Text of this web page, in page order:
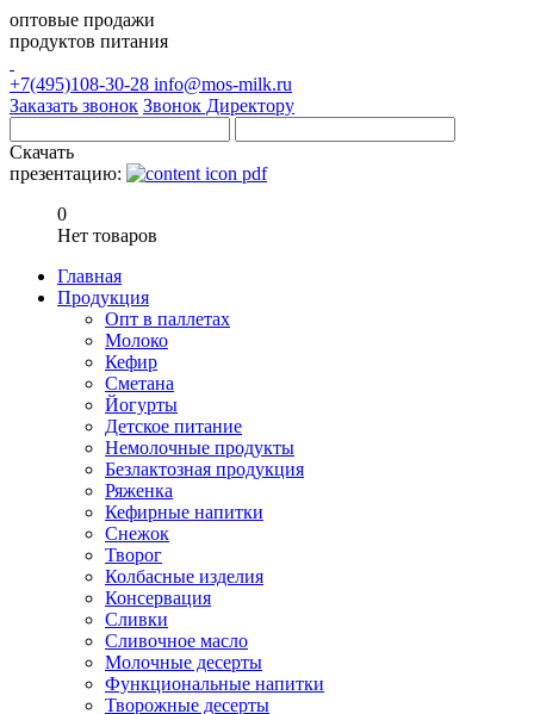
оптовые продажи
продуктов питания
+7(495)108-30-28 info@mos-milk.ru
Заказать звонок Звонок Директору
Скачать
презентацию:
0
Нет товаров
Главная
Продукция
Опт в паллетах
Молоко
Кефир
Сметана
Йогурты
Детское питание
Немолочные продукты
Безлактозная продукция
Ряженка
Кефирные напитки
Снежок
Творог
Колбасные изделия
Консервация
Сливки
Сливочное масло
Молочные десерты
Функциональные напитки
Творожные десерты